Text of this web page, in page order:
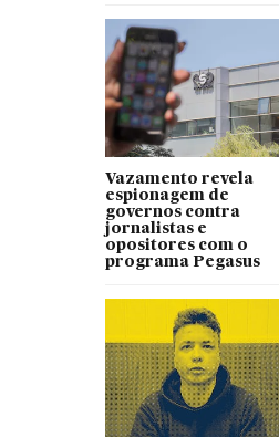
Vazamento revela
espionagem de
governos contra
jornalistas e
opositores com o
programa Pegasus